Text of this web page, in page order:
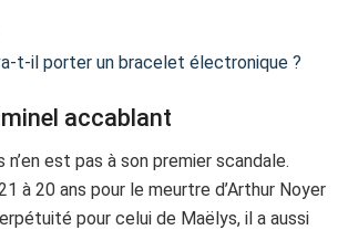
t-il porter un bracelet électronique ?
accablant
n’en est pas à son premier scandale.
à 20 ans pour le meurtre d’Arthur Noyer
pour celui de Maëlys, il a aussi